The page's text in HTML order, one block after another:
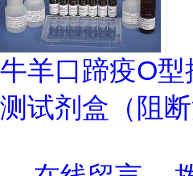
牛羊口蹄疫O
测试剂盒（阻断